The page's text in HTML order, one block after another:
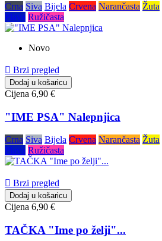
Crna Siva Bijela Crvena Narančasta Žuta
Plava Ružičasta
Novo
 Brzi pregled
Dodaj u košaricu
Cijena 6,90 €
"IME PSA" Nalepnjica
Crna Siva Bijela Crvena Narančasta Žuta
Plava Ružičasta
 Brzi pregled
Dodaj u košaricu
Cijena 6,90 €
TAČKA "Ime po želji"...